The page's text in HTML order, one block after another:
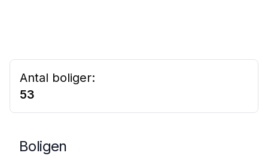
Antal boliger:
53
Boligen